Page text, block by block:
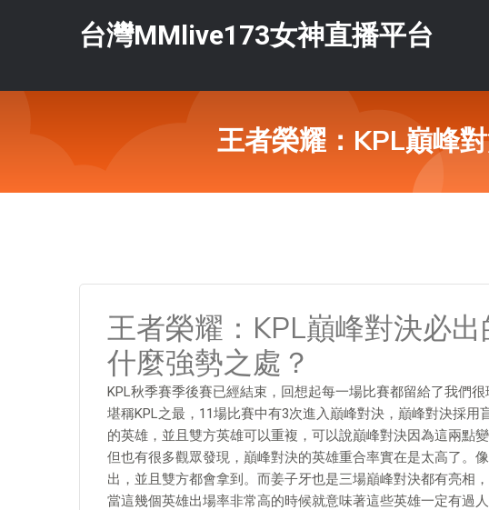
台灣MMlive173女神直播平台
王者榮耀：KPL巔峰
王者榮耀：KPL巔峰對決必
什麼強勢之處？
KPL秋季賽季後賽已經結束，回想起每一場比賽都留給了我們
堪稱KPL之最，11場比賽中有3次進入巔峰對決，巔峰對決採
的英雄，並且雙方英雄可以重複，可以說巔峰對決因為這兩點變
但也有很多觀眾發現，巔峰對決的英雄重合率實在是太高了。
出，並且雙方都會拿到。而姜子牙也是三場巔峰對決都有亮相
當這幾個英雄出場率非常高的時候就意味著這些英雄一定有過